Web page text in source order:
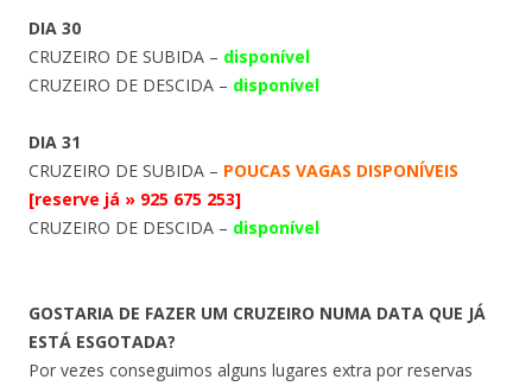
DIA 30
CRUZEIRO DE SUBIDA – disponível
CRUZEIRO DE DESCIDA – disponível
DIA 31
CRUZEIRO DE SUBIDA – POUCAS VAGAS DISPONÍVEIS
[reserve já » 925 675 253]
CRUZEIRO DE DESCIDA – disponível
GOSTARIA DE FAZER UM CRUZEIRO NUMA DATA QUE JÁ
ESTÁ ESGOTADA?
Por vezes conseguimos alguns lugares extra por reservas